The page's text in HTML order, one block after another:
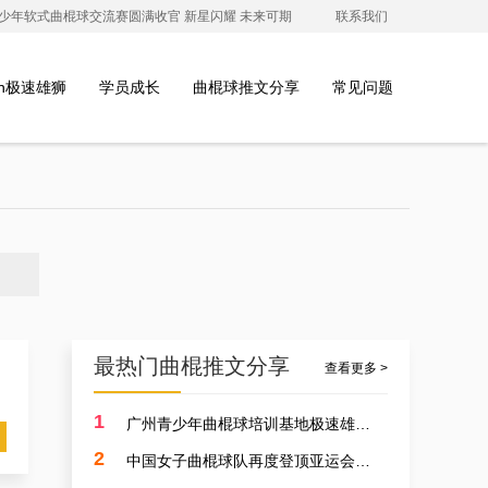
年软式曲棍球交流赛圆满收官 新星闪耀 未来可期 联系我们
极速雄狮 学员成长 曲棍球推文分享 常见问题
最热门曲棍推文分享 查看更多 >
1
2